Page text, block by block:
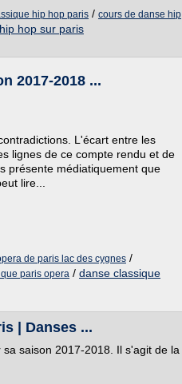
hip hop paris / cours de danse hip
hop sur paris
2017-2018 ...
L'écart entre les
lignes de ce compte rendu et de
présente médiatiquement que
lire...
de paris lac des cygnes /
paris opera / danse classique
| Danses ...
saison 2017-2018. Il s'agit de la